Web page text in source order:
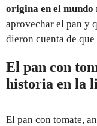
origina en el
aprovechar el pan y
dieron cuenta de
El pan con
historia en la
El pan con tomate,